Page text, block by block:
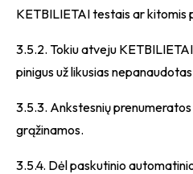
KETBILIETAI testais ar kitomis
3.5.2. Tokiu atveju
pinigus už likusias
3.5.3. Ankstesnių
grąžinamos.
3.5.4. Dėl paskutinio